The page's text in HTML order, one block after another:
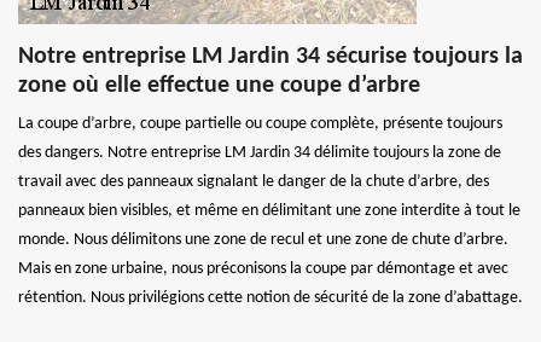
Notre entreprise LM Jardin 34 sécurise toujours la
zone où elle effectue une coupe d’arbre
La coupe d’arbre, coupe partielle ou coupe complète, présente toujours
des dangers. Notre entreprise LM Jardin 34 délimite toujours la zone de
travail avec des panneaux signalant le danger de la chute d’arbre, des
panneaux bien visibles, et même en délimitant une zone interdite à tout le
monde. Nous délimitons une zone de recul et une zone de chute d’arbre.
Mais en zone urbaine, nous préconisons la coupe par démontage et avec
rétention. Nous privilégions cette notion de sécurité de la zone d’abattage.